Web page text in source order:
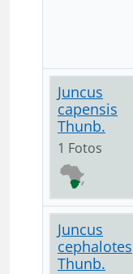
Juncus
capensis
Thunb.
1 Fotos
Juncus
cephalotes
Thunb.